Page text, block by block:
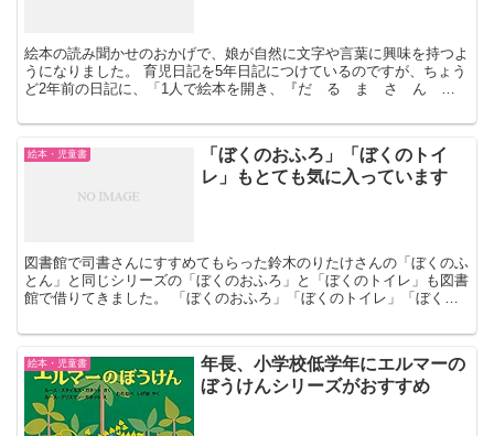
絵本の読み聞かせのおかげで、娘が自然に文字や言葉に興味を持つよ
うになりました。 育児日記を5年日記につけているのですが、ちょう
ど2年前の日記に、「1人で絵本を開き、『だ る ま さ ん
絵本・児童書
「ぼくのおふろ」「ぼくのトイ
レ」もとても気に入っています
図書館で司書さんにすすめてもらった鈴木のりたけさんの「ぼくのふ
とん」と同じシリーズの「ぼくのおふろ」と「ぼくのトイレ」も図書
館で借りてきました。 「ぼくのおふろ」「ぼくのトイレ」「ぼくの
絵本・児童書
年長、小学校低学年にエルマーの
ぼうけんシリーズがおすすめ